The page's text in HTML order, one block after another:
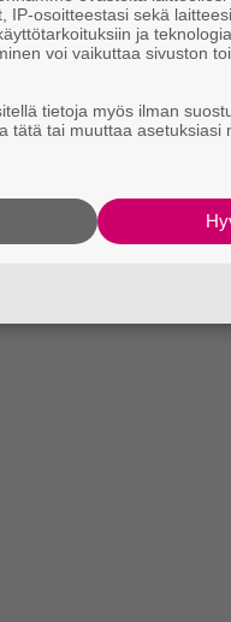
IP-osoitteestasi sekä
ja
voi vaikuttaa sivuston
tietoja myös ilman
tätä tai muuttaa asetuksiasi